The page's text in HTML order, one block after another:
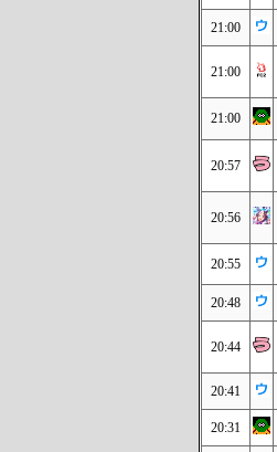
21:00
21:00
21:00
20:57
20:56
20:55
20:48
20:44
20:41
20:31